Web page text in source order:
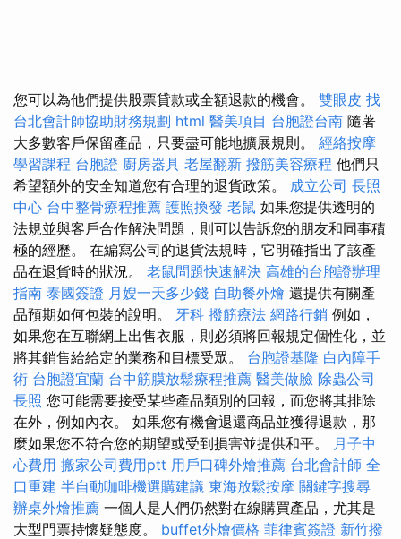
您可以為他們提供股票貸款或全額退款的機會。 雙眼皮 找
台北會計師協助財務規劃 html 醫美項目 台胞證台南 隨著
大多數客戶保留產品，只要盡可能地擴展規則。 經絡按摩
學習課程 台胞證 廚房器具 老屋翻新 撥筋美容療程 他們只
希望額外的安全知道您有合理的退貨政策。 成立公司 長照
中心 台中整骨療程推薦 護照換發 老鼠 如果您提供透明的
法規並與客戶合作解決問題，則可以告訴您的朋友和同事積
極的經歷。 在編寫公司的退貨法規時，它明確指出了該產
品在退貨時的狀況。 老鼠問題快速解決 高雄的台胞證辦理
指南 泰國簽證 月嫂一天多少錢 自助餐外燴 還提供有關產
品預期如何包裝的說明。 牙科 撥筋療法 網路行銷 例如，
如果您在互聯網上出售衣服，則必須將回報規定個性化，並
將其銷售給給定的業務和目標受眾。 台胞證基隆 白內障手
術 台胞證宜蘭 台中筋膜放鬆療程推薦 醫美做臉 除蟲公司
長照 您可能需要接受某些產品類別的回報，而您將其排除
在外，例如內衣。 如果您有機會退還商品並獲得退款，那
麼如果您不符合您的期望或受到損害並提供和平。 月子中
心費用 搬家公司費用ptt 用戶口碑外燴推薦 台北會計師 全
口重建 半自動咖啡機選購建議 東海放鬆按摩 關鍵字搜尋
辦桌外燴推薦 一個人是人們仍然對在線購買產品，尤其是
大型門票持懷疑態度。 buffet外燴價格 菲律賓簽證 新竹撥